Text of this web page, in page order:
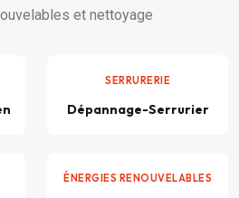
et nettoyage
SERRURERIE
Dépannage-Serrurier
ÉNERGIES RENOUVELABLES